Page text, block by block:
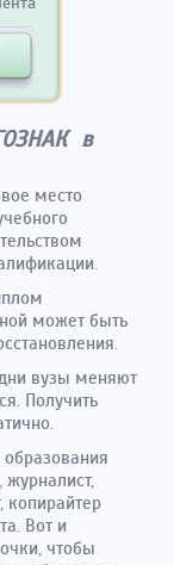
в
место
может быть
вузы меняют
Получить
копирайтер
Вот и
чтобы